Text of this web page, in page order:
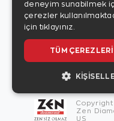
Zen
US
deneyim sunabilmek
çerezler
için tıklayınız.
TÜM